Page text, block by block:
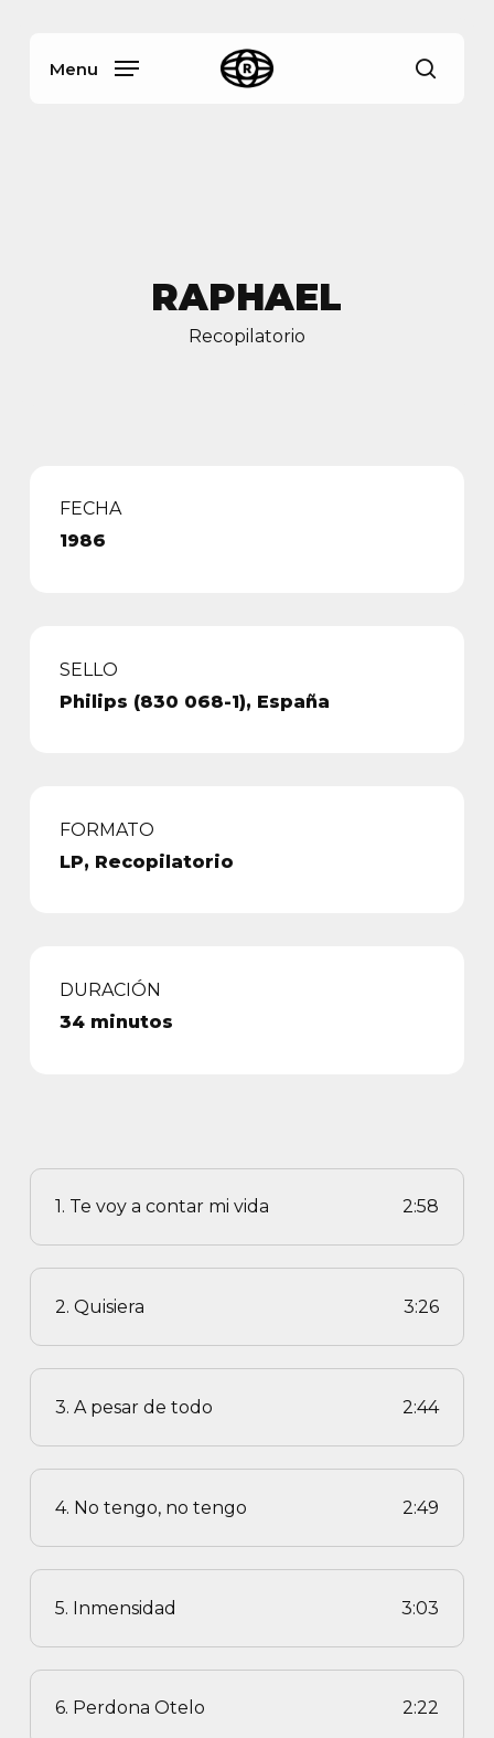
Menu
RAPHAEL
Recopilatorio
FECHA
1986
SELLO
Philips (830 068-1), España
FORMATO
LP, Recopilatorio
DURACIÓN
34 minutos
1. Te voy a contar mi vida 2:58
2. Quisiera 3:26
3. A pesar de todo 2:44
4. No tengo, no tengo 2:49
5. Inmensidad 3:03
6. Perdona Otelo 2:22